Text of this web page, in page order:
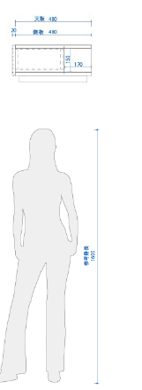
いやすく、非常